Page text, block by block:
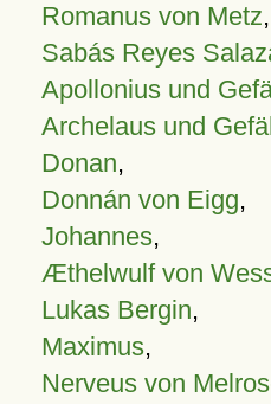
Romanus von Metz,
Sabás Reyes
Apollonius und
Archelaus und
Donan,
Donnán von Eigg,
Johannes,
Æthelwulf von
Lukas Bergin,
Maximus,
Nerveus von